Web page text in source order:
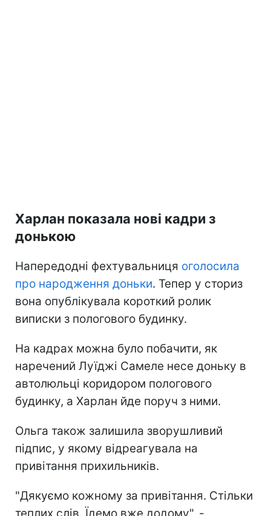
Харлан показала нові кадри з
донькою
Напередодні фехтувальниця оголосила
про народження доньки. Тепер у сториз
вона опублікувала короткий ролик
виписки з пологового будинку.
На кадрах можна було побачити, як
наречений Луїджі Самеле несе доньку в
автолюльці коридором пологового
будинку, а Харлан йде поруч з ними.
Ольга також залишила зворушливий
підпис, у якому відреагувала на
привітання прихильників.
"Дякуємо кожному за привітання. Стільки
теплих слів. Їдемо вже додому", -